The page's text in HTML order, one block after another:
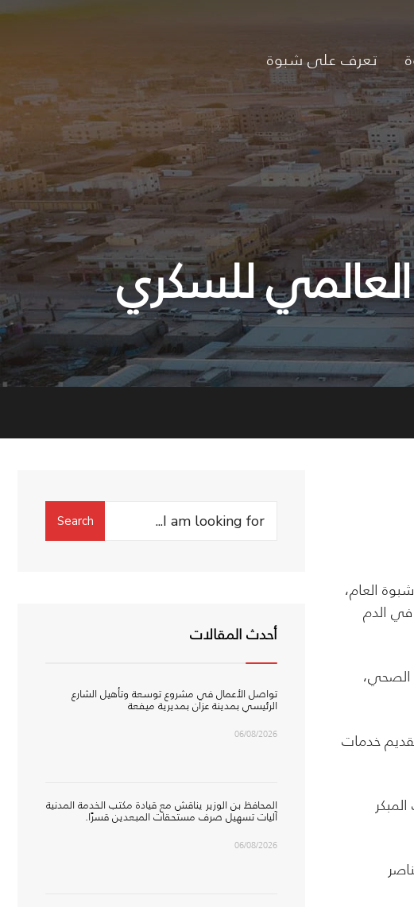
تعرف على شبوة
للسكري
العام،
الدم
الصحي،
خدمات
Search
Search
أحدث المقالات
تواصل الأعمال في مشروع توسعة وتأهيل الشارع
الرئيسي بمدينة عزان بمديرية ميفعة
06/08/2026
المحافظ بن الوزير يناقش مع قيادة مكتب الخدمة المدنية
آليات تسهيل صرف مستحقات المبعدين قسرًا.
06/08/2026